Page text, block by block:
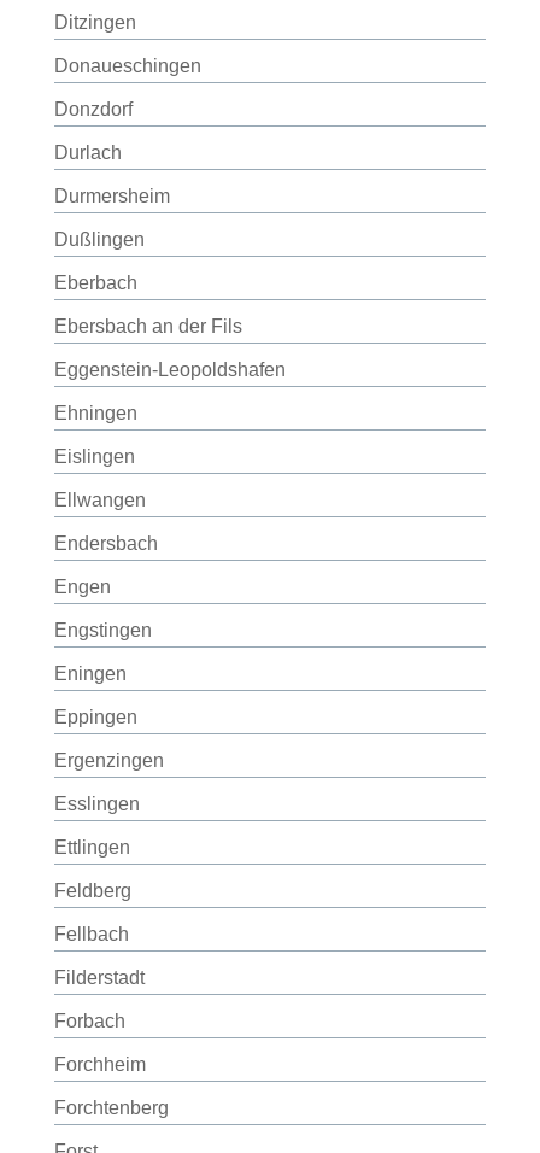
Ditzingen
Donaueschingen
Donzdorf
Durlach
Durmersheim
Dußlingen
Eberbach
Ebersbach an der Fils
Eggenstein-Leopoldshafen
Ehningen
Eislingen
Ellwangen
Endersbach
Engen
Engstingen
Eningen
Eppingen
Ergenzingen
Esslingen
Ettlingen
Feldberg
Fellbach
Filderstadt
Forbach
Forchheim
Forchtenberg